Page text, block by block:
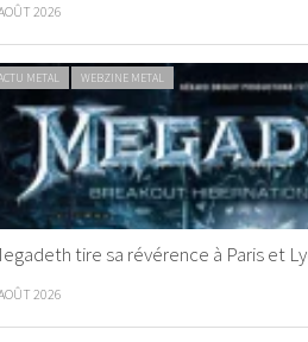
2026
METAL WEBZINE METAL
tire sa révérence à Paris et
2026